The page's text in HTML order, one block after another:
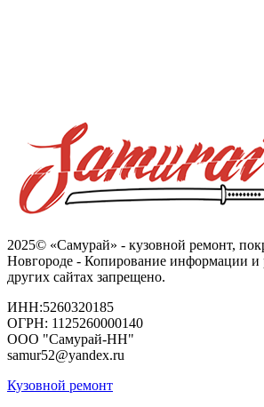
2025© «Самурай» - кузовной ремонт,
Новгороде - Копирование информации и
других сайтах запрещено.
ИНН:5260320185
ОГРН: 1125260000140
ООО "Самурай-НН"
samur52@yandex.ru
Кузовной ремонт